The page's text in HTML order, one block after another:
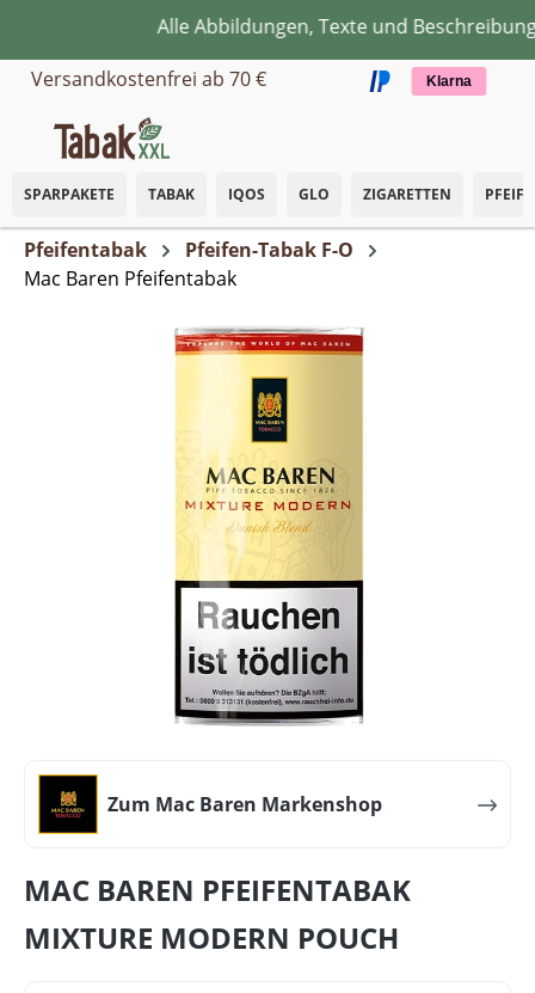
Zum Hauptinhalt springenAlle Abbildungen, Texte und
Versandkostenfrei ab 70 €
Klarna
SPARPAKETE TABAK IQOS GLO ZIGARETTEN
Pfeifentabak
Pfeifen-Tabak F-O
Mac Baren Pfeifentabak
Zum Mac Baren Markenshop
MAC BAREN PFEIFENTABAK
MIXTURE MODERN POUCH